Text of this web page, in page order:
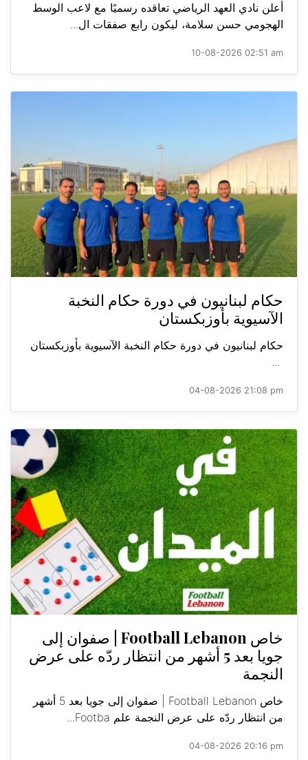
أعلن نادي العهد الرياضي تعاقده رسميًا مع لاعب الوسط
الهجومي حسن سلامة، ليكون رابع صفقات ال...
10-08-2026 02:51 am
حكام لبنانيون في دورة حكام النخبة
الآسيوية بأوزبكستان
حكام لبنانيون في دورة حكام النخبة الآسيوية بأوزبكستان
...
04-08-2026 21:08 pm
خاص Football Lebanon | صفوان إلى
جويا بعد 5 أشهر من انتظار ردّه على عرض
النجمة
خاص Football Lebanon | صفوان إلى جويا بعد 5 أشهر
من انتظار ردّه على عرض النجمة علم Footba...
04-08-2026 20:16 pm